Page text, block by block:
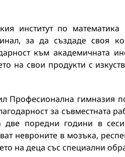
институт по
за да създаде своя
към академичната
на свои продукти с
Професионална гимназия
за съвместната
две поредни години в
невроните в мозъка,
на деца със специални